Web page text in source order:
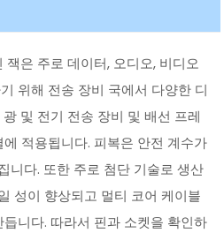
잭은 주로 데이터, 오디오, 비디오
위해 전송 장비 국에서 다양한 디
및 전기 전송 장비 및 배선 프레
적용됩니다. 피복은 안전 계수가
니다. 또한 주로 첨단 기술로 생산
성이 향상되고 멀티 코어 케이블
니다. 따라서 핀과 소켓을 확인하